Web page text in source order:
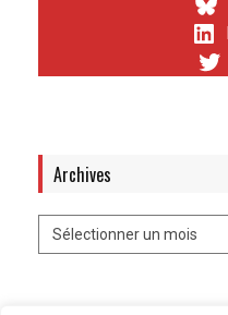
Archives